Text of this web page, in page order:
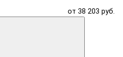
от 38 203 руб.